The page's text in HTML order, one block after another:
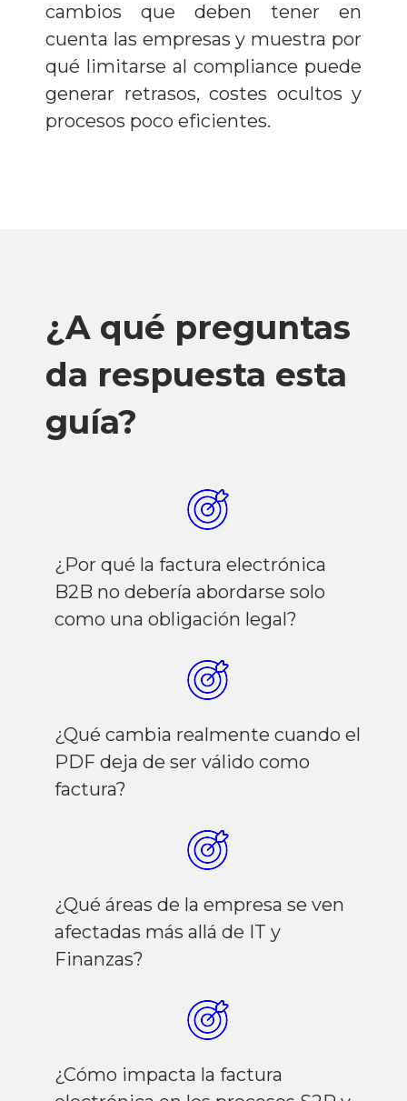
cambios que deben tener en
cuenta las empresas y muestra por
qué limitarse al compliance puede
generar retrasos, costes ocultos y
procesos poco eficientes.
¿A qué preguntas
da respuesta esta
guía?
¿Por qué la factura electrónica
B2B no debería abordarse solo
como una obligación legal?
¿Qué cambia realmente cuando el
PDF deja de ser válido como
factura?
¿Qué áreas de la empresa se ven
afectadas más allá de IT y
Finanzas?
¿Cómo impacta la factura